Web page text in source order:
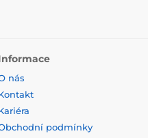
nás
podmínky